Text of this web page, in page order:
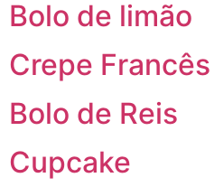
Bolo de limão
Crepe Francês
Bolo de Reis
Cupcake